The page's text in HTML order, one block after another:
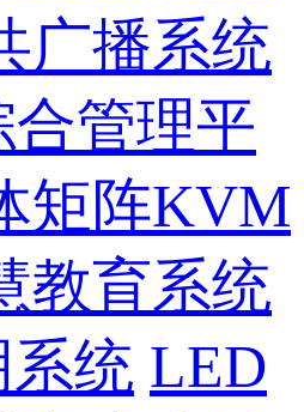
广播系统
管理平
矩阵KVM
教育系统
统 LED